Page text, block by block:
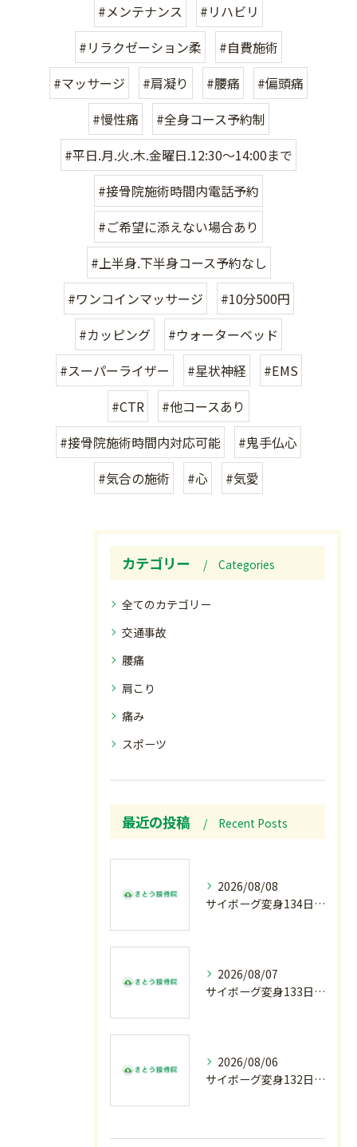
#メンテナンス
#リハビリ
#リラクゼーション柔
#自費施術
#マッサージ
#肩凝り #腰痛
#偏頭痛
#慢性痛
#全身コース予約制
#平日.月.火.木.金曜日.12:30〜14:00まで
#接骨院施術時間内電話予約
#ご希望に添えない場合あり
#上半身.下半身コース予約なし
#ワンコインマッサージ
#10分500円
#カッピング
#ウォーターベッド
#スーパーライザー
#星状神経
#EMS
#CTR
#他コースあり
#接骨院施術時間内対応可能
#鬼手仏心
#気合の施術
#心 #気愛
カテゴリー Categories
全てのカテゴリー
交通事故
腰痛
肩こり
痛み
スポーツ
最近の投稿 Recent Posts
2026/08/08
サイボーグ変身134日目.ゾロ目.お盆休み.甲子園.佐野日大.麦倉監督37年振り白星.柔道インターハイ.2歳ダリア賞.GⅢ.エルムS. GⅢ.レパードS. GⅢ.CBC賞.応援印…土曜の朝〜
2026/08/07
サイボーグ変身133日目.広島.原爆.81年.インターハイ初日.金曜の朝〜
2026/08/06
サイボーグ変身132日目.お知らせ.和歌山.インターハイ.柔道開幕…木曜の朝〜